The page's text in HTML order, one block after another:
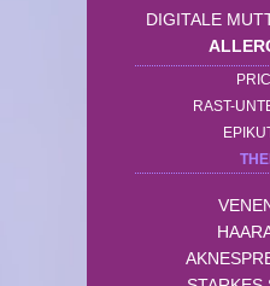
DIGITALE
RAST-